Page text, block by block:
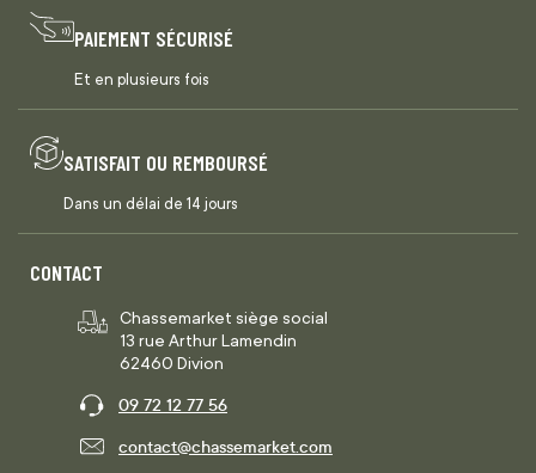
PAIEMENT SÉCURISÉ
Et en plusieurs fois
SATISFAIT OU REMBOURSÉ
Dans un délai de 14 jours
CONTACT
Chassemarket siège social
13 rue Arthur Lamendin
62460 Divion
09 72 12 77 56
contact@chassemarket.com